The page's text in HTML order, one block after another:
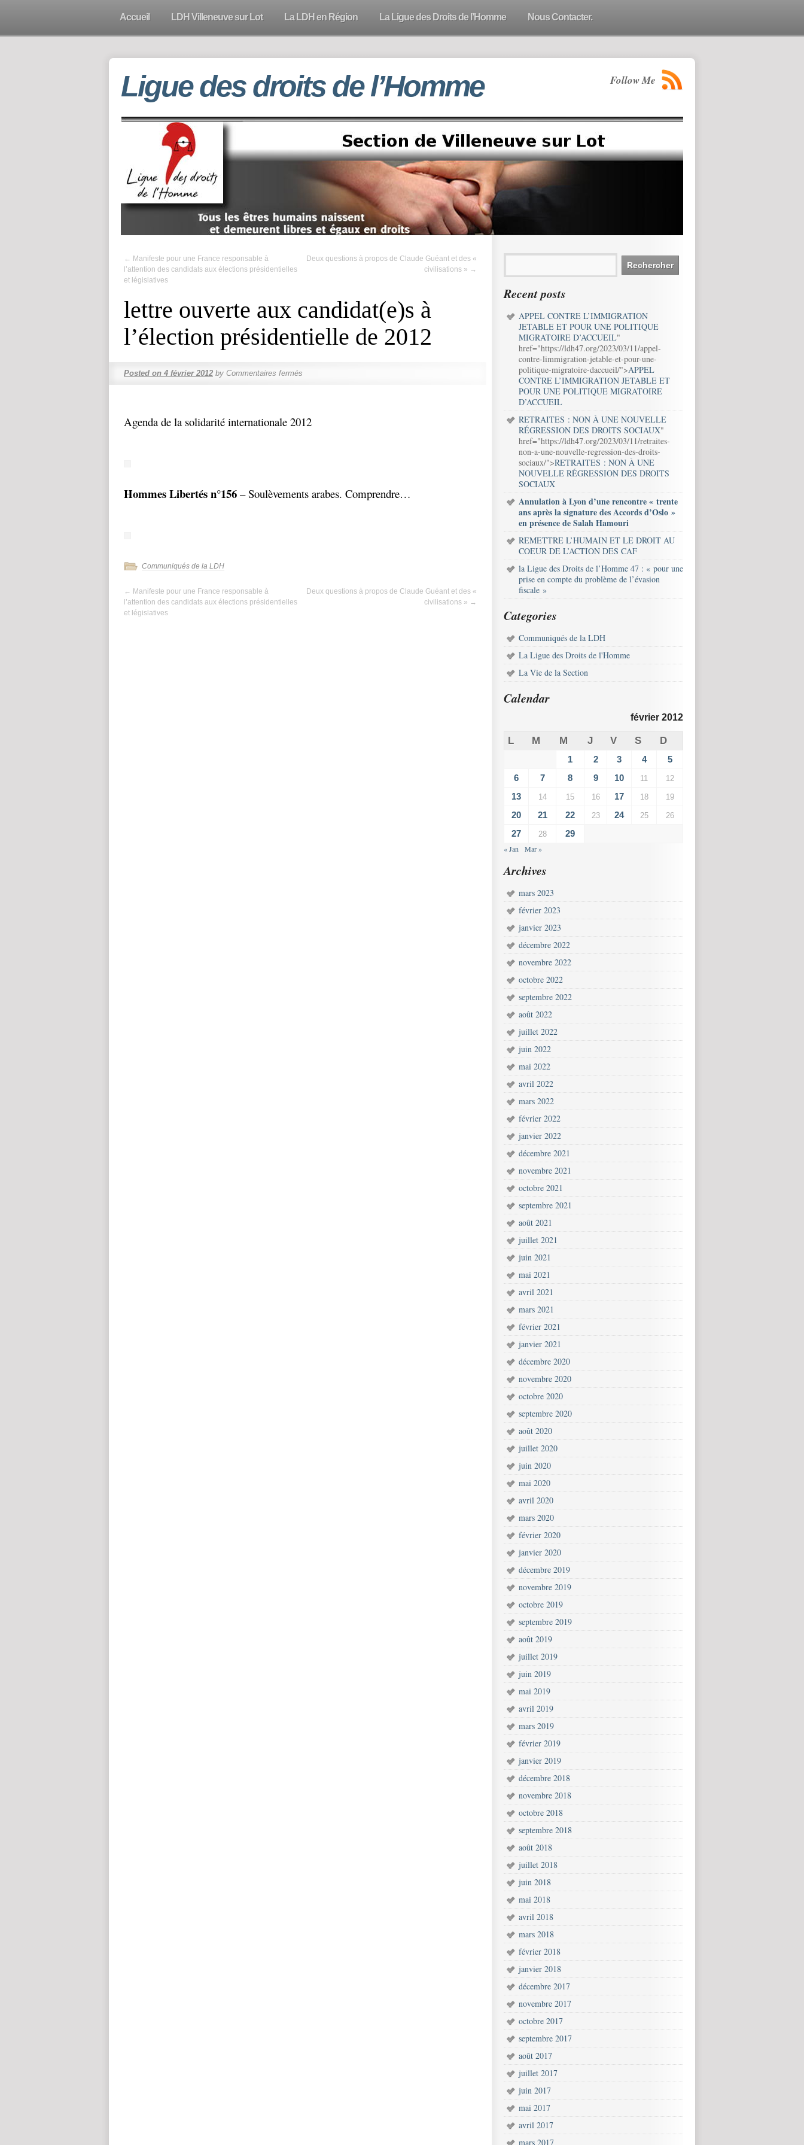
Accueil LDH Villeneuve sur Lot La LDH en Région La Ligue des Droits de l’Homme Nous Contacter.
Ligue des droits de l’Homme Follow Me
← Manifeste pour une France responsable à
l’attention des candidats aux élections présidentielles
et législatives
Deux questions à propos de Claude Guéant et des «
civilisations » →
lettre ouverte aux candidat(e)s à
l’élection présidentielle de 2012
Posted on 4 février 2012 by Commentaires fermés
Agenda de la solidarité internationale 2012
Hommes Libertés n°156 – Soulèvements arabes. Comprendre…
Communiqués de la LDH
← Manifeste pour une France responsable à
l’attention des candidats aux élections présidentielles
et législatives
Deux questions à propos de Claude Guéant et des «
civilisations » →
Recent posts
APPEL CONTRE L’IMMIGRATION
JETABLE ET POUR UNE POLITIQUE
MIGRATOIRE D’ACCUEIL"
href="https://ldh47.org/2023/03/11/appel-
contre-limmigration-jetable-et-pour-une-
politique-migratoire-daccueil/">APPEL
CONTRE L’IMMIGRATION JETABLE ET
POUR UNE POLITIQUE MIGRATOIRE
D’ACCUEIL
RETRAITES : NON À UNE NOUVELLE
RÉGRESSION DES DROITS SOCIAUX"
href="https://ldh47.org/2023/03/11/retraites-
non-a-une-nouvelle-regression-des-droits-
sociaux/">RETRAITES : NON À UNE
NOUVELLE RÉGRESSION DES DROITS
SOCIAUX
Annulation à Lyon d’une rencontre « trente
ans après la signature des Accords d’Oslo »
en présence de Salah Hamouri
REMETTRE L’HUMAIN ET LE DROIT AU
COEUR DE L’ACTION DES CAF
la Ligue des Droits de l’Homme 47 : « pour une
prise en compte du problème de l’évasion
fiscale »
Categories
Communiqués de la LDH
La Ligue des Droits de l'Homme
La Vie de la Section
Calendar
février 2012
L M M J V S D
1 2 3 4
5
6
7 8 9 10 11 12
13 14 15 16 17 18 19
20 21 22 23 24 25 26
27 28 29
« Jan Mar »
Archives
mars 2023
février 2023
janvier 2023
décembre 2022
novembre 2022
octobre 2022
septembre 2022
août 2022
juillet 2022
juin 2022
mai 2022
avril 2022
mars 2022
février 2022
janvier 2022
décembre 2021
novembre 2021
octobre 2021
septembre 2021
août 2021
juillet 2021
juin 2021
mai 2021
avril 2021
mars 2021
février 2021
janvier 2021
décembre 2020
novembre 2020
octobre 2020
septembre 2020
août 2020
juillet 2020
juin 2020
mai 2020
avril 2020
mars 2020
février 2020
janvier 2020
décembre 2019
novembre 2019
octobre 2019
septembre 2019
août 2019
juillet 2019
juin 2019
mai 2019
avril 2019
mars 2019
février 2019
janvier 2019
décembre 2018
novembre 2018
octobre 2018
septembre 2018
août 2018
juillet 2018
juin 2018
mai 2018
avril 2018
mars 2018
février 2018
janvier 2018
décembre 2017
novembre 2017
octobre 2017
septembre 2017
août 2017
juillet 2017
juin 2017
mai 2017
avril 2017
mars 2017